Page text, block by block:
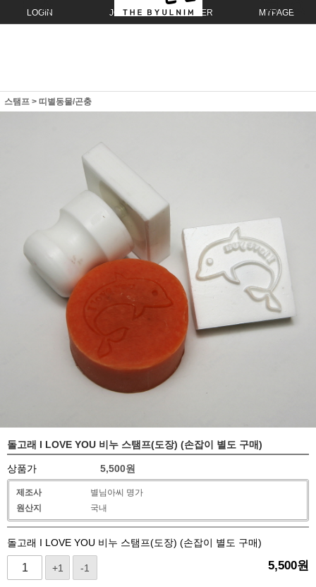
LOGIN JOIN ORDER MYPAGE
스탬프 > 띠별동물/곤충
돌고래 I LOVE YOU 비누 스탬프(도장) (손잡이 별도 구매)
상품가 5,500원
제조사
별님아씨 명가
원산지
국내
돌고래 I LOVE YOU 비누 스탬프(도장) (손잡이 별도 구매)
+1 -1 5,500원